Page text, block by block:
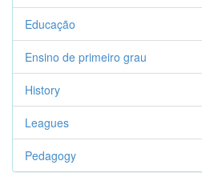
Educação
Ensino de primeiro grau
History
Leagues
Pedagogy